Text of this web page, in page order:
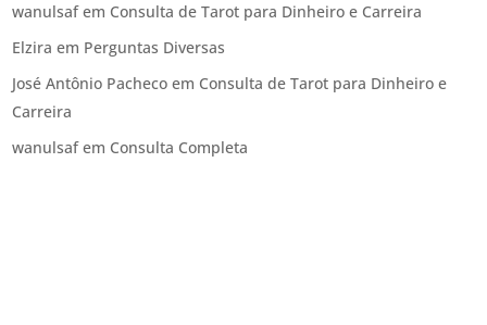
wanulsafem Consulta de Tarot para Dinheiro e Carreira
Elzira em Perguntas Diversas
José Antônio Pacheco em Consulta de Tarot para Dinheiro e
Carreira
wanulsafem Consulta Completa